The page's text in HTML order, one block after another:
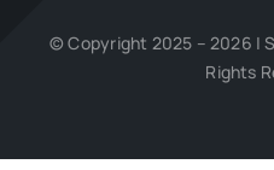
© Copyright 2025 – 2026 |
Rights